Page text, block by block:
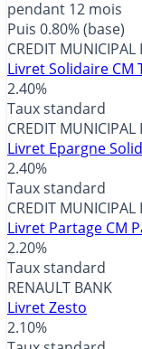
pendant 12 mois
Puis 0.80% (base)
CREDIT MUNICIPAL
Livret Solidaire CM
2.40%
Taux standard
CREDIT MUNICIPAL
Livret Epargne
2.40%
Taux standard
CREDIT MUNICIPAL
Livret Partage CM
2.20%
Taux standard
RENAULT BANK
Livret Zesto
2.10%